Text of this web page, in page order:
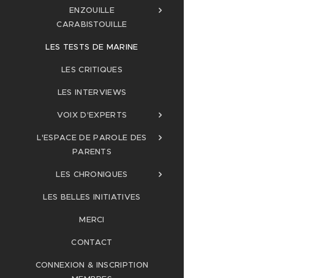
ENZOUILLE
CARABISTOUILLE
LES TESTS DE MARINE
LES CRITIQUES
LES INTERVIEWS
VOIX D'EXPERTS
L'ESPACE DE PAROLE DES
PARENTS
LES CHRONIQUES
LES BELLES INITIATIVES
MERCI
CONTACT
CONNEXION & INSCRIPTION